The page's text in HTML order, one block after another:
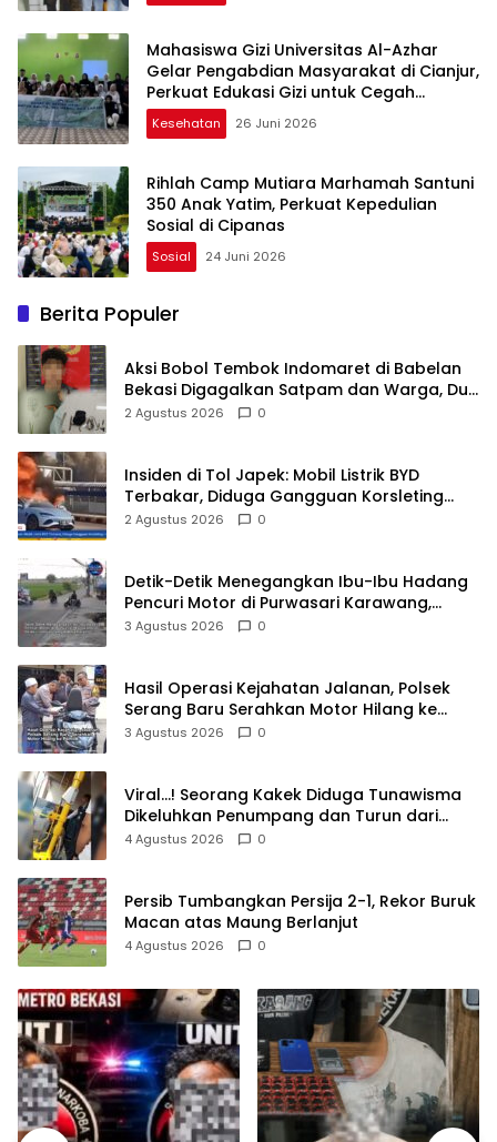
Mahasiswa Gizi Universitas Al-Azhar
Gelar Pengabdian Masyarakat di Cianjur,
Perkuat Edukasi Gizi untuk Cegah
Stunting
Kesehatan 26 Juni 2026
Rihlah Camp Mutiara Marhamah Santuni
350 Anak Yatim, Perkuat Kepedulian
Sosial di Cipanas
Sosial 24 Juni 2026
Berita Populer
Aksi Bobol Tembok Indomaret di Babelan
Bekasi Digagalkan Satpam dan Warga, Dua
Pelaku Diamankan
2 Agustus 2026 0
Insiden di Tol Japek: Mobil Listrik BYD
Terbakar, Diduga Gangguan Korsleting
Listrik
2 Agustus 2026 0
Detik-Detik Menegangkan Ibu-Ibu Hadang
Pencuri Motor di Purwasari Karawang,
Pelaku Lolos di Tengah Keramaian!
3 Agustus 2026 0
Hasil Operasi Kejahatan Jalanan, Polsek
Serang Baru Serahkan Motor Hilang ke
Pemilik
3 Agustus 2026 0
Viral…! Seorang Kakek Diduga Tunawisma
Dikeluhkan Penumpang dan Turun dari
TransJakarta Karena Bau Badan
4 Agustus 2026 0
Persib Tumbangkan Persija 2-1, Rekor Buruk
Macan atas Maung Berlanjut
4 Agustus 2026 0